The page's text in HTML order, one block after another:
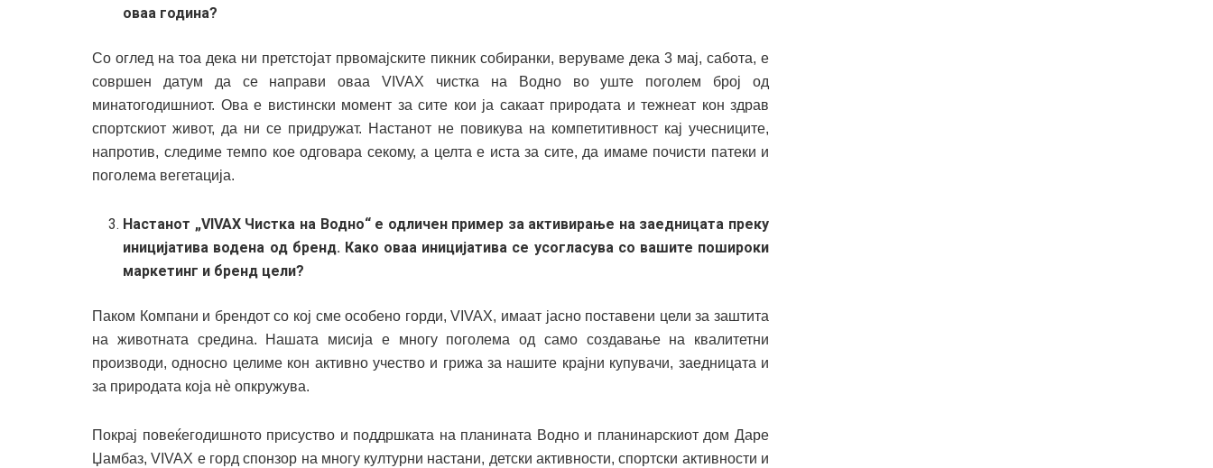
оваа година?
Со оглед на тоа дека ни претстојат првомајските пикник собиранки, веруваме дека 3 мај, сабота, е
совршен датум да се направи оваа VIVAX чистка на Водно во уште поголем број од
минатогодишниот. Ова е вистински момент за сите кои ја сакаат природата и тежнеат кон здрав
спортскиот живот, да ни се придружат. Настанот не повикува на компетитивност кај учесниците,
напротив, следиме темпо кое одговара секому, а целта е иста за сите, да имаме почисти патеки и
поголема вегетација.
Настанот „VIVAX Чистка на Водно“ е одличен пример за активирање на заедницата преку
иницијатива водена од бренд. Како оваа иницијатива се усогласува со вашите пошироки
маркетинг и бренд цели?
Паком Компани и брендот со кој сме особено горди, VIVAX, имаат јасно поставени цели за заштита
на животната средина. Нашата мисија е многу поголема од само создавање на квалитетни
производи, односно целиме кон активно учество и грижа за нашите крајни купувачи, заедницата и
за природата која нè опкружува.
Покрај повеќегодишното присуство и поддршката на планината Водно и планинарскиот дом Даре
Џамбаз, VIVAX е горд спонзор на многу културни настани, детски активности, спортски активности и